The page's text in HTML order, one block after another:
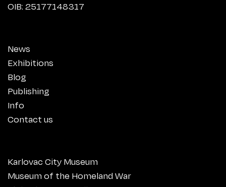
OIB: 25177148317
News
Exhibitions
Blog
Publishing
Info
Contact us
Karlovac City Museum
Museum of the Homeland War